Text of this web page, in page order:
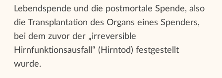
Lebendspende und die postmortale Spende, also
die Transplantation des Organs eines Spenders,
bei dem zuvor der „irreversible
Hirnfunktionsausfall“ (Hirntod) festgestellt
wurde.